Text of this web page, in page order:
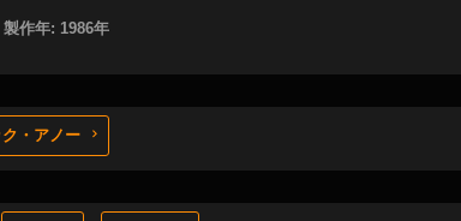
作年: 1986年
・アノー